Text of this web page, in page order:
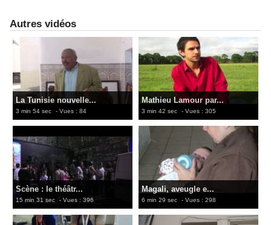
Autres vidéos
La Tunisie nouvelle...
3 min 54 sec - Vues : 84
Mathieu Lamour par...
3 min 42 sec - Vues : 305
Scène : le théâtr...
15 min 31 sec - Vues : 396
Magali, aveugle e...
6 min 29 sec - Vues : 298